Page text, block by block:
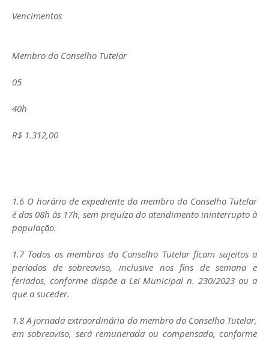
Vencimentos
Membro do Conselho Tutelar
05
40h
R$ 1.312,00
1.6 O horário de expediente do membro do Conselho Tutelar
é das 08h às 17h, sem prejuízo do atendimento ininterrupto à
população.
1.7 Todos os membros do Conselho Tutelar ficam sujeitos a
períodos de sobreaviso, inclusive nos fins de semana e
feriados, conforme dispõe a Lei Municipal n. 230/2023 ou a
que a suceder.
1.8 A jornada extraordinária do membro do Conselho Tutelar,
em sobreaviso, será remunerada ou compensada, conforme